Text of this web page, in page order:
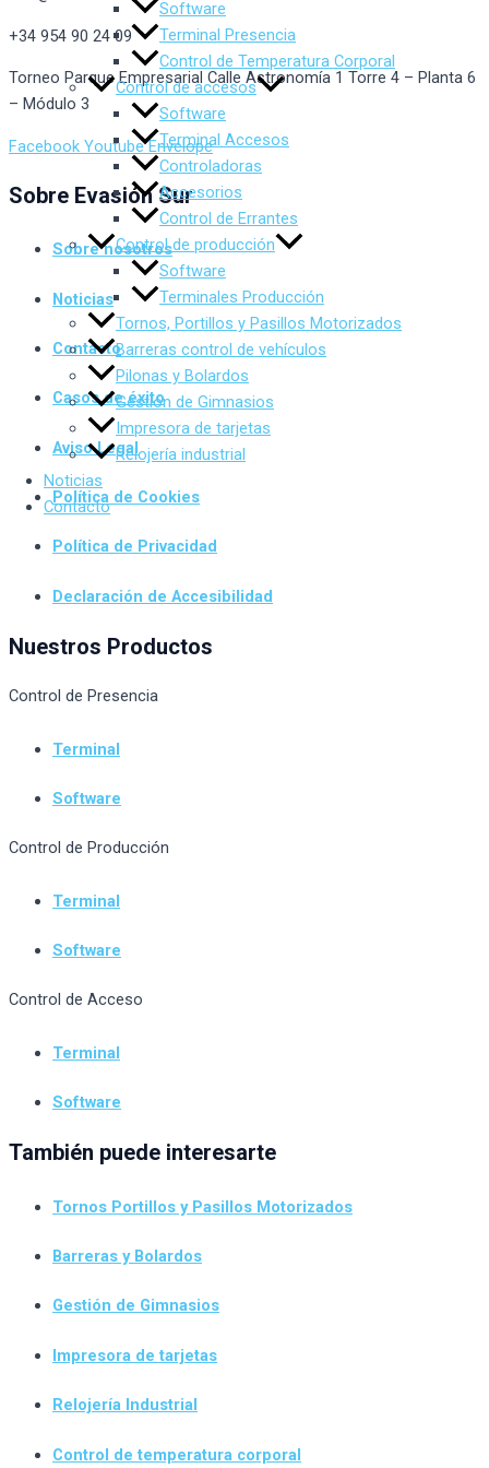
Software
Terminal Presencia
Control de Temperatura Corporal
Control de accesos
Software
Terminal Accesos
Controladoras
Accesorios
Control de Errantes
Control de producción
Software
Terminales Producción
Tornos, Portillos y Pasillos Motorizados
Barreras control de vehículos
Pilonas y Bolardos
Gestión de Gimnasios
Impresora de tarjetas
Relojería industrial
Noticias
Contacto
+34 954 90 24 09
Torneo Parque Empresarial Calle Astronomía 1 Torre 4 – Planta 6
– Módulo 3
Facebook Youtube Envelope
Sobre Evasión Sur
Sobre nosotros
Noticias
Contacto
Casos de éxito
Aviso Legal
Política de Cookies
Política de Privacidad
Declaración de Accesibilidad
Nuestros Productos
Control de Presencia
Terminal
Software
Control de Producción
Terminal
Software
Control de Acceso
Terminal
Software
También puede interesarte
Tornos Portillos y Pasillos Motorizados
Barreras y Bolardos
Gestión de Gimnasios
Impresora de tarjetas
Relojería Industrial
Control de temperatura corporal